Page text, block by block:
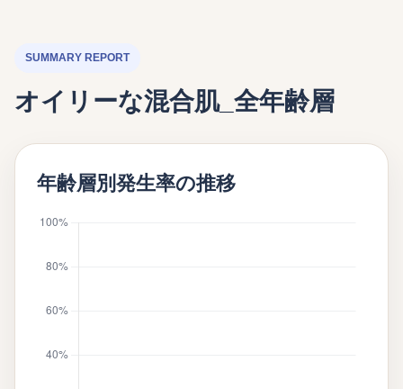
SUMMARY REPORT
オイリーな混合肌_全年齢層
年齢層別発生率の推移